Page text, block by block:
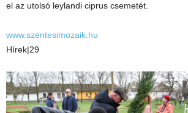
el az utolsó leylandi ciprus csemetét.
www.szentesimozaik.hu
Hírek|29